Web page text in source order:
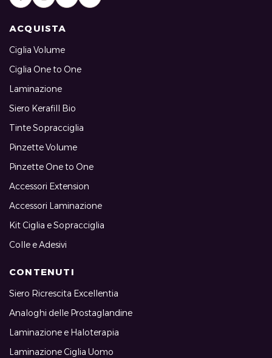
ACQUISTA
Ciglia Volume
Ciglia One to One
Laminazione
Siero Kerafill Bio
Tinte Sopracciglia
Pinzette Volume
Pinzette One to One
Accessori Extension
Accessori Laminazione
Kit Ciglia e Sopracciglia
Colle e Adesivi
CONTENUTI
Siero Ricrescita Excellentia
Analoghi delle Prostaglandine
Laminazione e Haloterapia
Laminazione Ciglia Uomo